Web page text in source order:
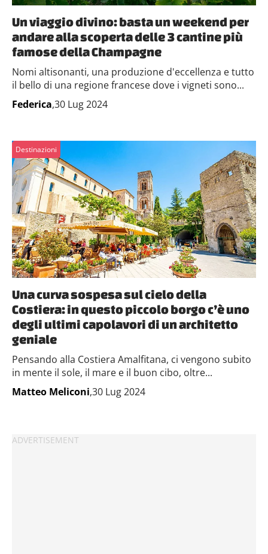
Un viaggio divino: basta un weekend per
andare alla scoperta delle 3 cantine più
famose della Champagne
Nomi altisonanti, una produzione d'eccellenza e tutto
il bello di una regione francese dove i vigneti sono...
Federica,30 Lug 2024
Destinazioni
Una curva sospesa sul cielo della
Costiera: in questo piccolo borgo c’è uno
degli ultimi capolavori di un architetto
geniale
Pensando alla Costiera Amalfitana, ci vengono subito
in mente il sole, il mare e il buon cibo, oltre...
Matteo Meliconi,30 Lug 2024